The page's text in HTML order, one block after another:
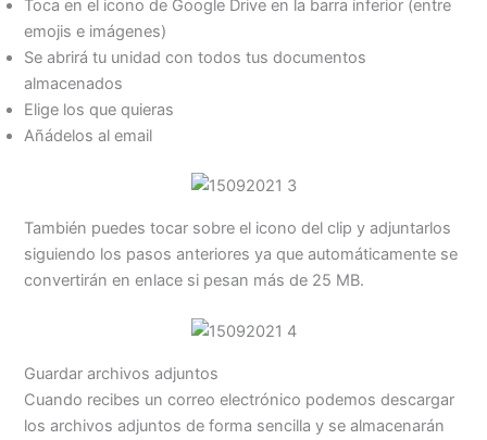
Toca en el icono de Google Drive en la barra inferior (entre
emojis e imágenes)
Se abrirá tu unidad con todos tus documentos
almacenados
Elige los que quieras
Añádelos al email
También puedes tocar sobre el icono del clip y adjuntarlos
siguiendo los pasos anteriores ya que automáticamente se
convertirán en enlace si pesan más de 25 MB.
Guardar archivos adjuntos
Cuando recibes un correo electrónico podemos descargar
los archivos adjuntos de forma sencilla y se almacenarán